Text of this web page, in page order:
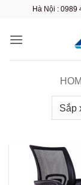
nội
Hà Nội : 0989